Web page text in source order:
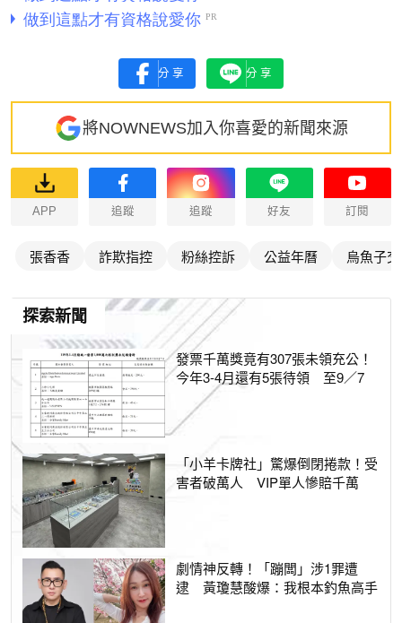
分享 分享
將NOWNEWS加入你喜愛的新聞來源
APP 追蹤 追蹤 好友 訂閱
張香香 詐欺指控 粉絲控訴 公益年曆 烏魚子
探索新聞
發票千萬獎竟有307張未領充公！
今年3-4月還有5張待領 至9／7
「小羊卡牌社」驚爆倒閉捲款！受
害者破萬人 VIP單人慘賠千萬
劇情神反轉！「蹦闆」涉1罪遭
逮 黃瓊慧酸爆：我根本釣魚高手